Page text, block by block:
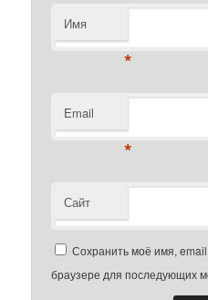
Имя
*
Email
*
Сайт
Сохранить моё имя,
браузере для последующих